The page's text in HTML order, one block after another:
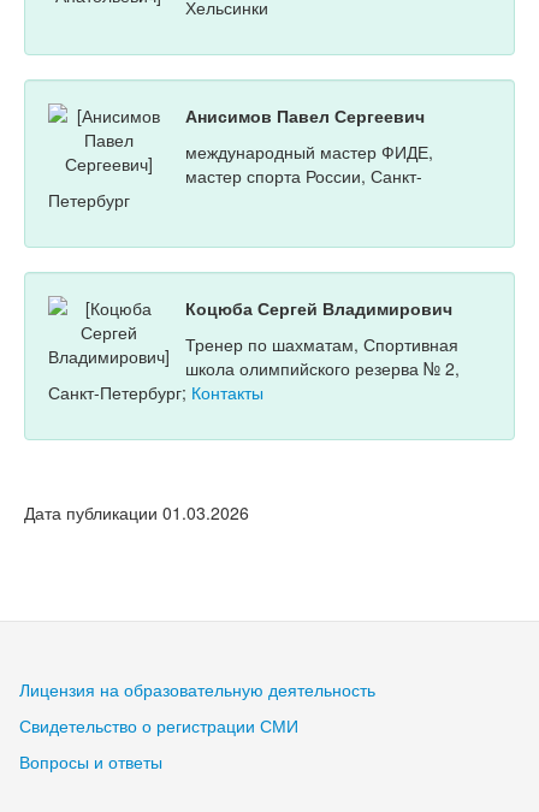
Хельсинки
Анисимов Павел Сергеевич
международный мастер ФИДЕ,
мастер спорта России, Санкт-
Петербург
Коцюба Сергей Владимирович
Тренер по шахматам, Спортивная
школа олимпийского резерва № 2,
Санкт-Петербург; Контакты
Дата публикации 01.03.2026
Лицензия на образовательную деятельность
Свидетельство о регистрации СМИ
Вопросы и ответы